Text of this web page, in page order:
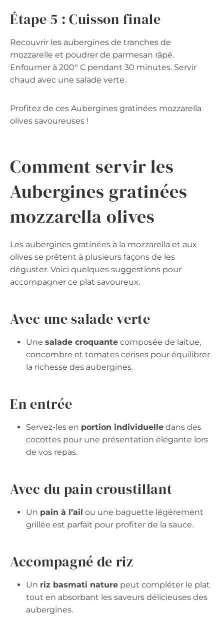
Étape 5 : Cuisson finale
Recouvrir les aubergines de tranches de
mozzarelle et poudrer de parmesan râpé.
Enfourner à 200° C pendant 30 minutes. Servir
chaud avec une salade verte.
Profitez de ces Aubergines gratinées mozzarella
olives savoureuses !
Comment servir les
Aubergines gratinées
mozzarella olives
Les aubergines gratinées à la mozzarella et aux
olives se prêtent à plusieurs façons de les
déguster. Voici quelques suggestions pour
accompagner ce plat savoureux.
Avec une salade verte
Une salade croquante composée de laitue,
concombre et tomates cerises pour équilibrer
la richesse des aubergines.
En entrée
Servez-les en portion individuelle dans des
cocottes pour une présentation élégante lors
de vos repas.
Avec du pain croustillant
Un pain à l’ail ou une baguette légèrement
grillée est parfait pour profiter de la sauce.
Accompagné de riz
Un riz basmati nature peut compléter le plat
tout en absorbant les saveurs délicieuses des
aubergines.